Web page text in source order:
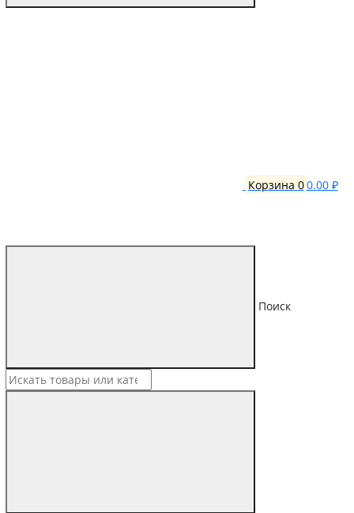
Корзина 00.00 ₽
Поиск